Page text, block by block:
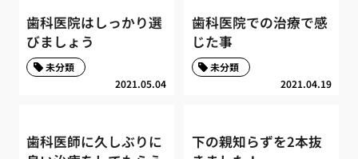
歯科医院はしっかり選
びましょう
2021.05.04
未分類
歯科医院での治療で感
じた事
2021.04.19
未分類
歯科医師に久しぶりに
下の親知らずを2本抜